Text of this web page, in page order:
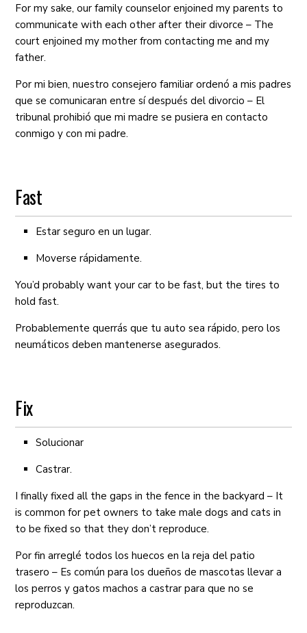
For my sake, our family counselor enjoined my parents to
communicate with each other after their divorce – The
court enjoined my mother from contacting me and my
father.
Por mi bien, nuestro consejero familiar ordenó a mis padres
que se comunicaran entre sí después del divorcio – El
tribunal prohibió que mi madre se pusiera en contacto
conmigo y con mi padre.
Fast
Estar seguro en un lugar.
Moverse rápidamente.
You’d probably want your car to be fast, but the tires to
hold fast.
Probablemente querrás que tu auto sea rápido, pero los
neumáticos deben mantenerse asegurados.
Fix
Solucionar
Castrar.
I finally fixed all the gaps in the fence in the backyard – It
is common for pet owners to take male dogs and cats in
to be fixed so that they don’t reproduce.
Por fin arreglé todos los huecos en la reja del patio
trasero – Es común para los dueños de mascotas llevar a
los perros y gatos machos a castrar para que no se
reproduzcan.